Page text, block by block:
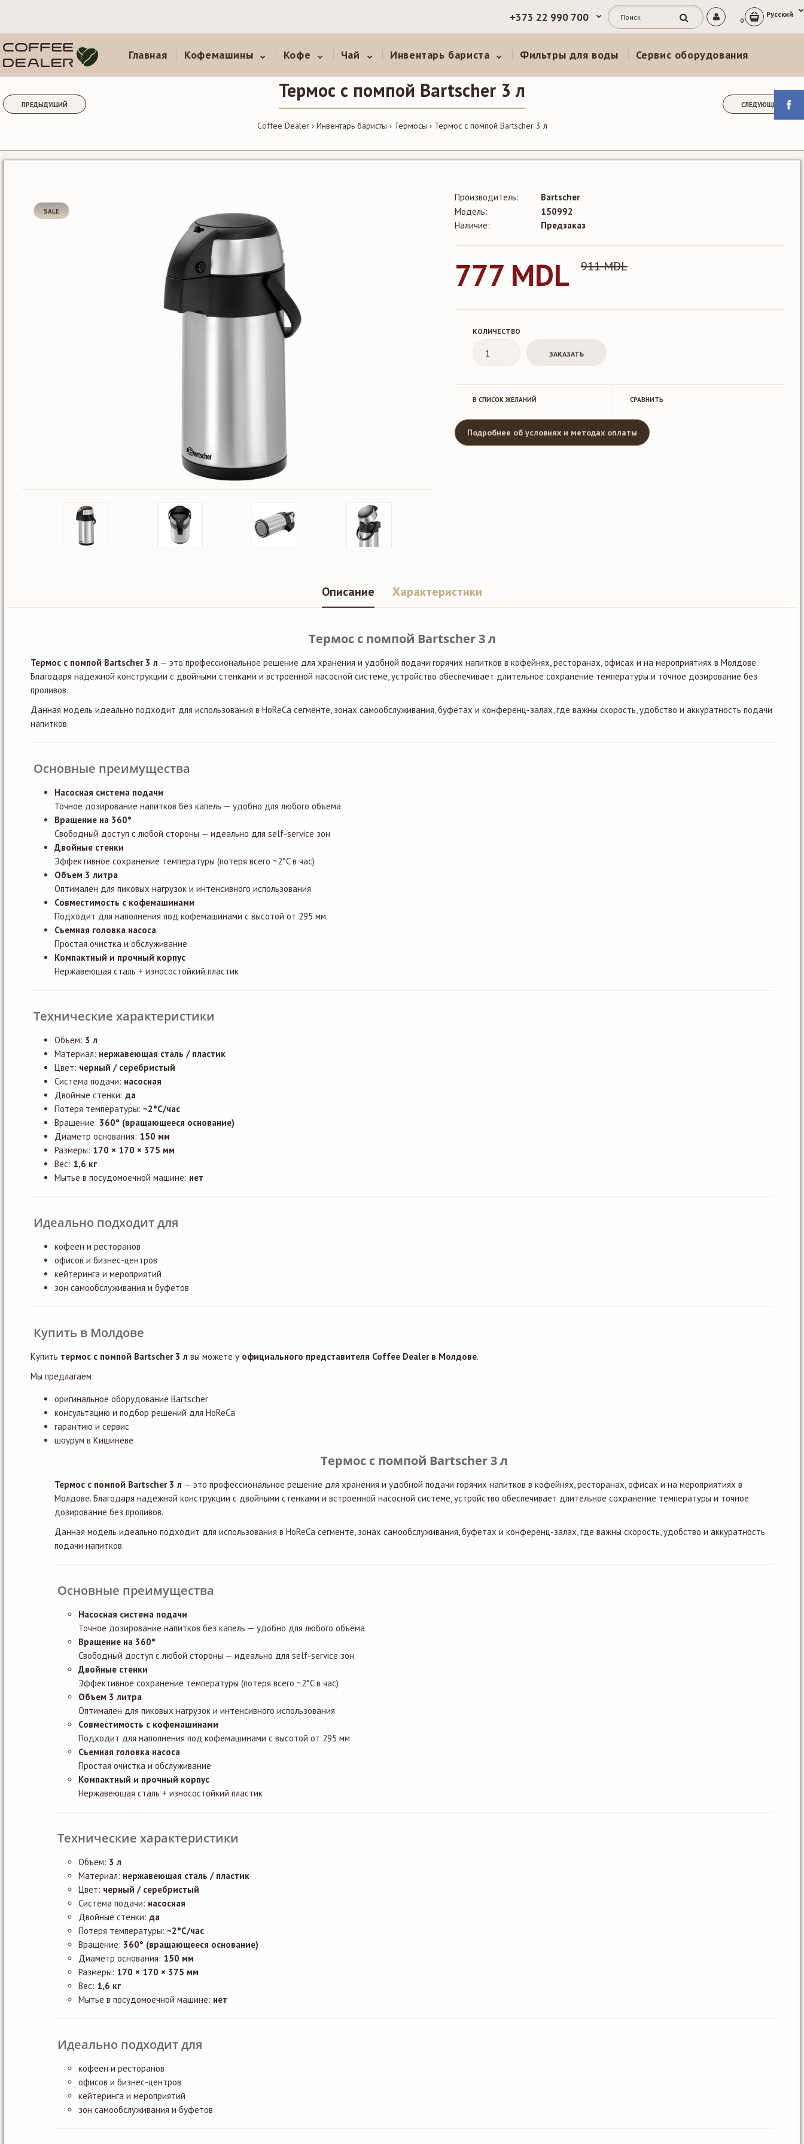
+373 22 990 700 0
Русский
Главная Кофемашины Кофе Чай Инвентарь бариста Фильтры для воды Сервис оборудования
ПРЕДЫДУЩИЙ
Термос с помпой Bartscher 3 л
Coffee Dealer Инвентарь баристы Термосы Термос с помпой Bartscher 3 л
СЛЕДУЮЩИЙ
SALE
Производитель:
Bartscher
Модель:
150992
Наличие:
Предзаказ
777 MDL 911 MDL
КОЛИЧЕСТВО
В СПИСОК ЖЕЛАНИЙ CРАВНИТЬ
Подробнее об условиях и методах оплаты
Описание Характеристики
Термос с помпой Bartscher 3 л
Термос с помпой Bartscher 3 л — это профессиональное решение для хранения и удобной подачи горячих напитков в кофейнях, ресторанах, офисах и на мероприятиях в Молдове.
Благодаря надежной конструкции с двойными стенками и встроенной насосной системе, устройство обеспечивает длительное сохранение температуры и точное дозирование без
проливов.
Данная модель идеально подходит для использования в HoReCa сегменте, зонах самообслуживания, буфетах и конференц-залах, где важны скорость, удобство и аккуратность подачи
напитков.
Основные преимущества
Насосная система подачи
Точное дозирование напитков без капель — удобно для любого объема
Вращение на 360°
Свободный доступ с любой стороны — идеально для self-service зон
Двойные стенки
Эффективное сохранение температуры (потеря всего ~2°C в час)
Объем 3 литра
Оптимален для пиковых нагрузок и интенсивного использования
Совместимость с кофемашинами
Подходит для наполнения под кофемашинами с высотой от 295 мм
Съемная головка насоса
Простая очистка и обслуживание
Компактный и прочный корпус
Нержавеющая сталь + износостойкий пластик
Технические характеристики
Объем: 3 л
Материал: нержавеющая сталь / пластик
Цвет: черный / серебристый
Система подачи: насосная
Двойные стенки: да
Потеря температуры: ~2°C/час
Вращение: 360° (вращающееся основание)
Диаметр основания: 150 мм
Размеры: 170 × 170 × 375 мм
Вес: 1,6 кг
Мытье в посудомоечной машине: нет
Идеально подходит для
кофеен и ресторанов
офисов и бизнес-центров
кейтеринга и мероприятий
зон самообслуживания и буфетов
Купить в Молдове
Купить термос с помпой Bartscher 3 л вы можете у официального представителя Coffee Dealer в Молдове.
Мы предлагаем:
оригинальное оборудование Bartscher
консультацию и подбор решений для HoReCa
гарантию и сервис
шоурум в Кишинёве
Термос с помпой Bartscher 3 л
Термос с помпой Bartscher 3 л — это профессиональное решение для хранения и удобной подачи горячих напитков в кофейнях, ресторанах, офисах и на мероприятиях в
Молдове. Благодаря надежной конструкции с двойными стенками и встроенной насосной системе, устройство обеспечивает длительное сохранение температуры и точное
дозирование без проливов.
Данная модель идеально подходит для использования в HoReCa сегменте, зонах самообслуживания, буфетах и конференц-залах, где важны скорость, удобство и аккуратность
подачи напитков.
Основные преимущества
Насосная система подачи
Точное дозирование напитков без капель — удобно для любого объема
Вращение на 360°
Свободный доступ с любой стороны — идеально для self-service зон
Двойные стенки
Эффективное сохранение температуры (потеря всего ~2°C в час)
Объем 3 литра
Оптимален для пиковых нагрузок и интенсивного использования
Совместимость с кофемашинами
Подходит для наполнения под кофемашинами с высотой от 295 мм
Съемная головка насоса
Простая очистка и обслуживание
Компактный и прочный корпус
Нержавеющая сталь + износостойкий пластик
Технические характеристики
Объем: 3 л
Материал: нержавеющая сталь / пластик
Цвет: черный / серебристый
Система подачи: насосная
Двойные стенки: да
Потеря температуры: ~2°C/час
Вращение: 360° (вращающееся основание)
Диаметр основания: 150 мм
Размеры: 170 × 170 × 375 мм
Вес: 1,6 кг
Мытье в посудомоечной машине: нет
Идеально подходит для
кофеен и ресторанов
офисов и бизнес-центров
кейтеринга и мероприятий
зон самообслуживания и буфетов